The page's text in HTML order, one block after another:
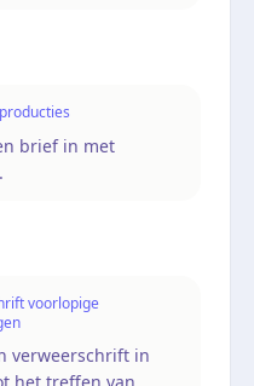
brief in met
voorlopige
verweerschrift in
het treffen van